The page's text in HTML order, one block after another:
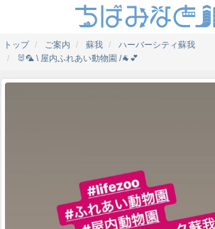
トップ ご案内 蘇我
ハーバーシティ蘇我
🐰🦜 \ 屋内ふれあい動物園 /🐐💕